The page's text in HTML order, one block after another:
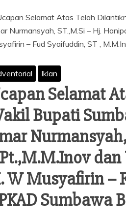
Iklan
Selamat
Bupati
W Musyafirin –
Sumbawa